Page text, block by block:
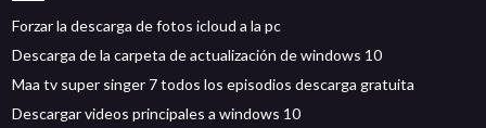
Forzar la descarga de fotos icloud a la pc
Descarga de la carpeta de actualización de windows 10
Maa tv super singer 7 todos los episodios descarga gratuita
Descargar videos principales a windows 10